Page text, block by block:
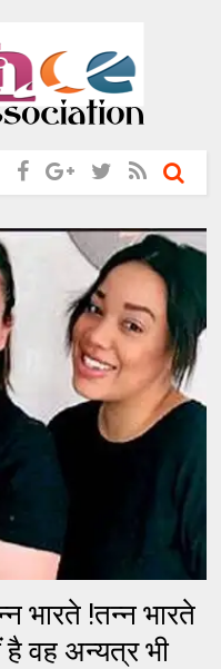
भारते !तन्न भारते
है वह अन्यत्र भी